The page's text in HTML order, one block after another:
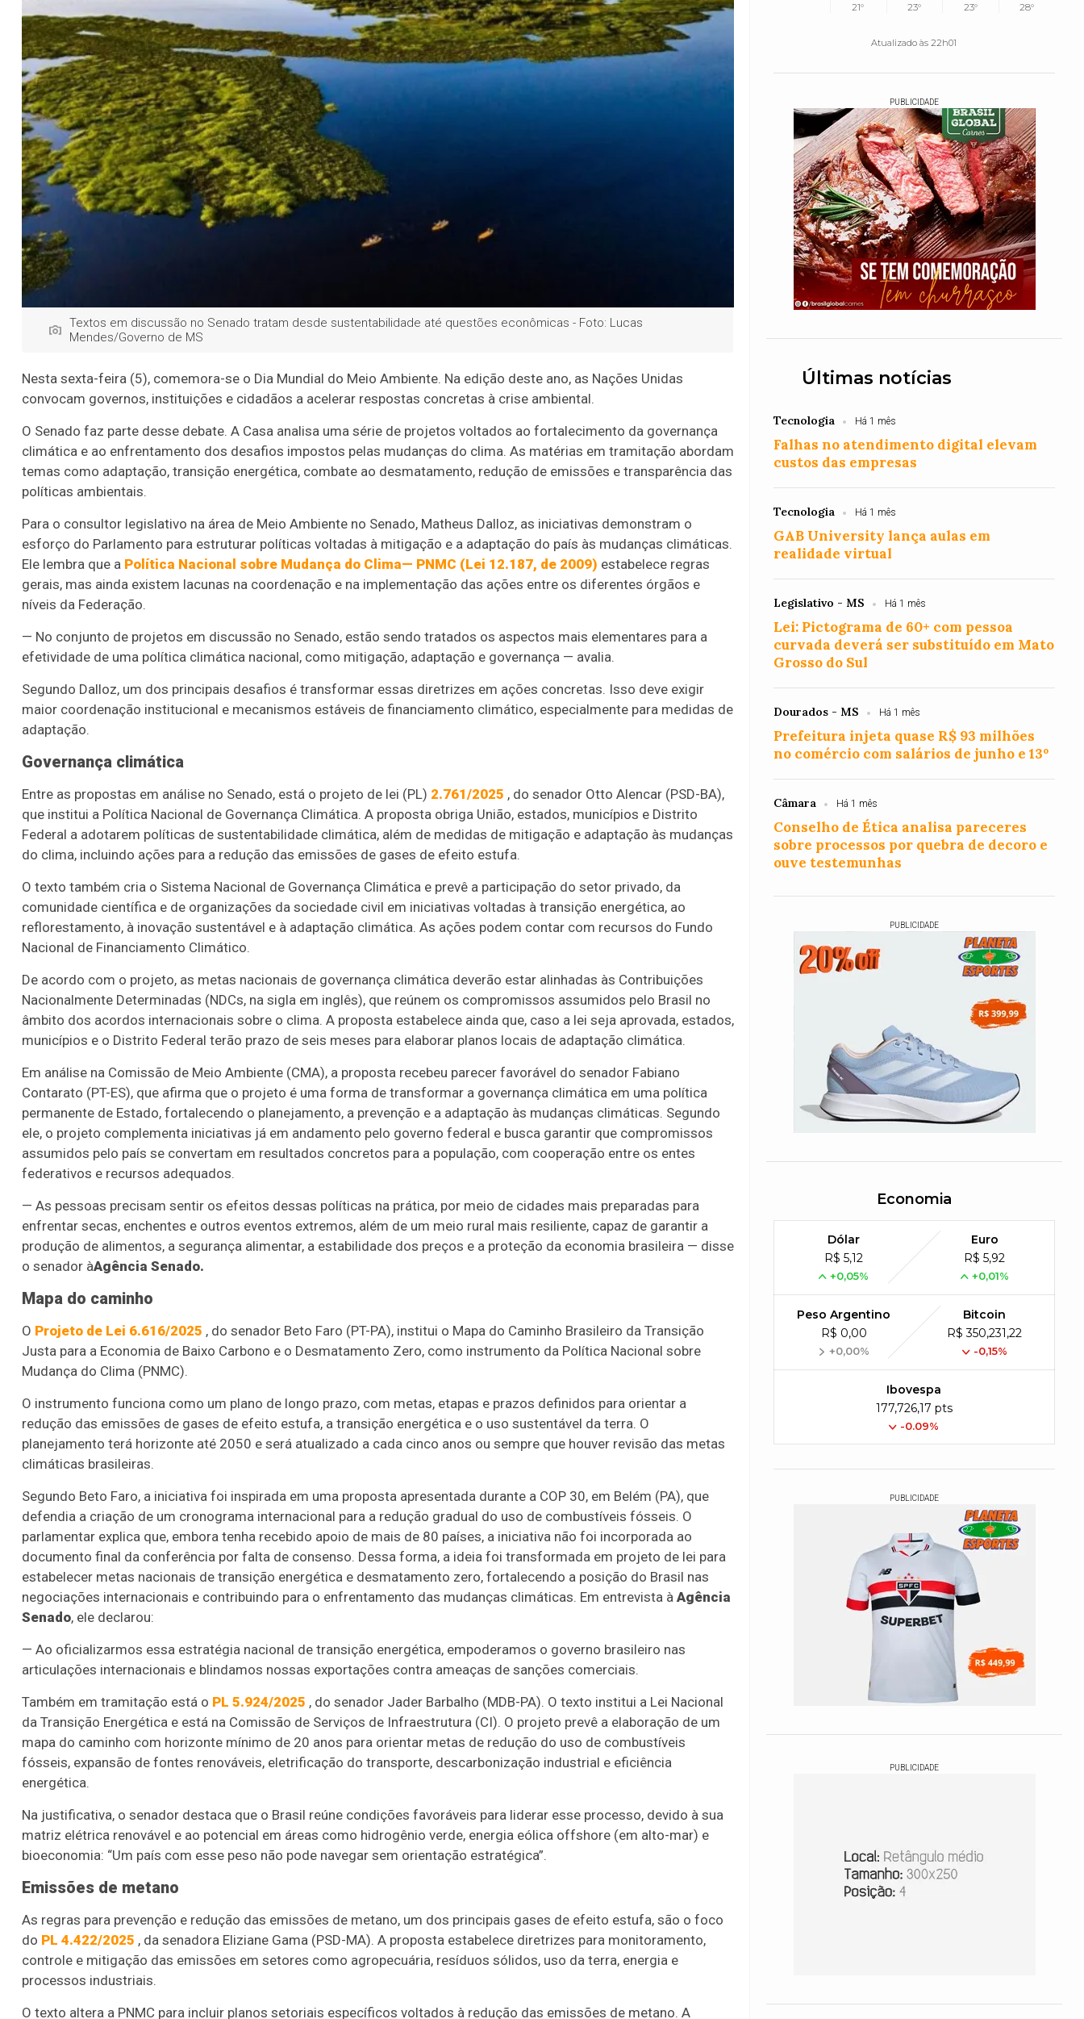
Textos em discussão no Senado tratam desde sustentabilidade até questões econômicas - Foto: Lucas
Mendes/Governo de MS
Nesta sexta-feira (5), comemora-se o Dia Mundial do Meio Ambiente. Na edição deste ano, as Nações Unidas
convocam governos, instituições e cidadãos a acelerar respostas concretas à crise ambiental.
O Senado faz parte desse debate. A Casa analisa uma série de projetos voltados ao fortalecimento da governança
climática e ao enfrentamento dos desafios impostos pelas mudanças do clima. As matérias em tramitação abordam
temas como adaptação, transição energética, combate ao desmatamento, redução de emissões e transparência das
políticas ambientais.
Para o consultor legislativo na área de Meio Ambiente no Senado, Matheus Dalloz, as iniciativas demonstram o
esforço do Parlamento para estruturar políticas voltadas à mitigação e a adaptação do país às mudanças climáticas.
Ele lembra que a Política Nacional sobre Mudança do Clima— PNMC (Lei 12.187, de 2009) estabelece regras
gerais, mas ainda existem lacunas na coordenação e na implementação das ações entre os diferentes órgãos e
níveis da Federação.
— No conjunto de projetos em discussão no Senado, estão sendo tratados os aspectos mais elementares para a
efetividade de uma política climática nacional, como mitigação, adaptação e governança — avalia.
Segundo Dalloz, um dos principais desafios é transformar essas diretrizes em ações concretas. Isso deve exigir
maior coordenação institucional e mecanismos estáveis de financiamento climático, especialmente para medidas de
adaptação.
Governança climática
Entre as propostas em análise no Senado, está o projeto de lei (PL) 2.761/2025 , do senador Otto Alencar (PSD-BA),
que institui a Política Nacional de Governança Climática. A proposta obriga União, estados, municípios e Distrito
Federal a adotarem políticas de sustentabilidade climática, além de medidas de mitigação e adaptação às mudanças
do clima, incluindo ações para a redução das emissões de gases de efeito estufa.
O texto também cria o Sistema Nacional de Governança Climática e prevê a participação do setor privado, da
comunidade científica e de organizações da sociedade civil em iniciativas voltadas à transição energética, ao
reflorestamento, à inovação sustentável e à adaptação climática. As ações podem contar com recursos do Fundo
Nacional de Financiamento Climático.
De acordo com o projeto, as metas nacionais de governança climática deverão estar alinhadas às Contribuições
Nacionalmente Determinadas (NDCs, na sigla em inglês), que reúnem os compromissos assumidos pelo Brasil no
âmbito dos acordos internacionais sobre o clima. A proposta estabelece ainda que, caso a lei seja aprovada, estados,
municípios e o Distrito Federal terão prazo de seis meses para elaborar planos locais de adaptação climática.
Em análise na Comissão de Meio Ambiente (CMA), a proposta recebeu parecer favorável do senador Fabiano
Contarato (PT-ES), que afirma que o projeto é uma forma de transformar a governança climática em uma política
permanente de Estado, fortalecendo o planejamento, a prevenção e a adaptação às mudanças climáticas. Segundo
ele, o projeto complementa iniciativas já em andamento pelo governo federal e busca garantir que compromissos
assumidos pelo país se convertam em resultados concretos para a população, com cooperação entre os entes
federativos e recursos adequados.
— As pessoas precisam sentir os efeitos dessas políticas na prática, por meio de cidades mais preparadas para
enfrentar secas, enchentes e outros eventos extremos, além de um meio rural mais resiliente, capaz de garantir a
produção de alimentos, a segurança alimentar, a estabilidade dos preços e a proteção da economia brasileira — disse
o senador àAgência Senado.
Mapa do caminho
O Projeto de Lei 6.616/2025 , do senador Beto Faro (PT-PA), institui o Mapa do Caminho Brasileiro da Transição
Justa para a Economia de Baixo Carbono e o Desmatamento Zero, como instrumento da Política Nacional sobre
Mudança do Clima (PNMC).
O instrumento funciona como um plano de longo prazo, com metas, etapas e prazos definidos para orientar a
redução das emissões de gases de efeito estufa, a transição energética e o uso sustentável da terra. O
planejamento terá horizonte até 2050 e será atualizado a cada cinco anos ou sempre que houver revisão das metas
climáticas brasileiras.
Segundo Beto Faro, a iniciativa foi inspirada em uma proposta apresentada durante a COP 30, em Belém (PA), que
defendia a criação de um cronograma internacional para a redução gradual do uso de combustíveis fósseis. O
parlamentar explica que, embora tenha recebido apoio de mais de 80 países, a iniciativa não foi incorporada ao
documento final da conferência por falta de consenso. Dessa forma, a ideia foi transformada em projeto de lei para
estabelecer metas nacionais de transição energética e desmatamento zero, fortalecendo a posição do Brasil nas
negociações internacionais e contribuindo para o enfrentamento das mudanças climáticas. Em entrevista à Agência
Senado, ele declarou:
— Ao oficializarmos essa estratégia nacional de transição energética, empoderamos o governo brasileiro nas
articulações internacionais e blindamos nossas exportações contra ameaças de sanções comerciais.
Também em tramitação está o PL 5.924/2025 , do senador Jader Barbalho (MDB-PA). O texto institui a Lei Nacional
da Transição Energética e está na Comissão de Serviços de Infraestrutura (CI). O projeto prevê a elaboração de um
mapa do caminho com horizonte mínimo de 20 anos para orientar metas de redução do uso de combustíveis
fósseis, expansão de fontes renováveis, eletrificação do transporte, descarbonização industrial e eficiência
energética.
Na justificativa, o senador destaca que o Brasil reúne condições favoráveis para liderar esse processo, devido à sua
matriz elétrica renovável e ao potencial em áreas como hidrogênio verde, energia eólica offshore (em alto-mar) e
bioeconomia: “Um país com esse peso não pode navegar sem orientação estratégica”.
Emissões de metano
As regras para prevenção e redução das emissões de metano, um dos principais gases de efeito estufa, são o foco
do PL 4.422/2025 , da senadora Eliziane Gama (PSD-MA). A proposta estabelece diretrizes para monitoramento,
controle e mitigação das emissões em setores como agropecuária, resíduos sólidos, uso da terra, energia e
processos industriais.
O texto altera a PNMC para incluir planos setoriais específicos voltados à redução das emissões de metano. A
21°
23°
23°
28°
Atualizado às 22h01
PUBLICIDADE
Últimas notícias
Tecnologia Há 1 mês
Falhas no atendimento digital elevam
custos das empresas
Tecnologia Há 1 mês
GAB University lança aulas em
realidade virtual
Legislativo - MS Há 1 mês
Lei: Pictograma de 60+ com pessoa
curvada deverá ser substituído em Mato
Grosso do Sul
Dourados - MS Há 1 mês
Prefeitura injeta quase R$ 93 milhões
no comércio com salários de junho e 13º
Câmara Há 1 mês
Conselho de Ética analisa pareceres
sobre processos por quebra de decoro e
ouve testemunhas
PUBLICIDADE
Economia
Dólar
R$ 5,12
+0,05%
Euro
R$ 5,92
+0,01%
Peso Argentino
R$ 0,00
+0,00%
Bitcoin
R$ 350,231,22
-0,15%
Ibovespa
177,726,17 pts
-0.09%
PUBLICIDADE
PUBLICIDADE